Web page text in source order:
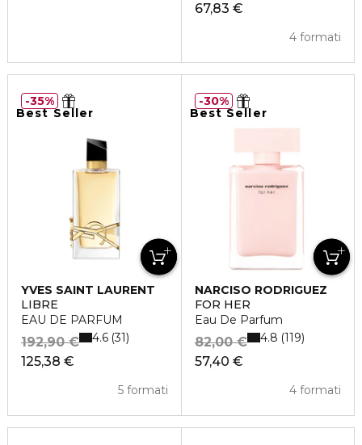
67,83 €
4 formati
Best Seller
YVES SAINT LAURENT
LIBRE
EAU DE PARFUM
125,38 €
192,90 €
5 formati
4.6 31
35%
Best Seller
NARCISO RODRIGUEZ
FOR HER
Eau De Parfum
57,40 €
82,00 €
4 formati
4.8 119
30%